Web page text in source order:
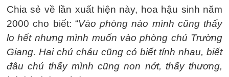
Chia sẻ về lần xuất hiện này, hoa hậu sinh năm
2000 cho biết: “Vào phòng nào mình cũng thấy
lo hết nhưng mình muốn vào phòng chú Trường
Giang. Hai chú cháu cũng có biết tính nhau, biết
đâu chú thấy mình cũng non nớt, thấy thương,